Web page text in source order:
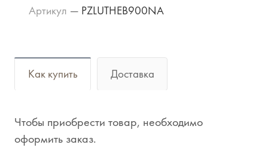
Артикул — PZLUTHEB900NA
Как купить Доставка
Чтобы приобрести товар, необходимо
оформить заказ.